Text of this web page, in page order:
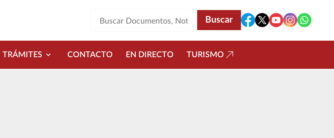
TRÁMITES CONTACTO EN DIRECTO TURISMO